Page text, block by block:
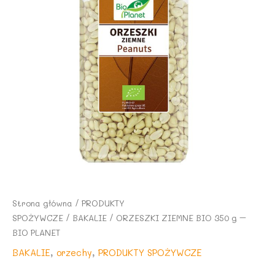
Strona główna / PRODUKTY
SPOŻYWCZE / BAKALIE / ORZESZKI ZIEMNE BIO 350 g –
BIO PLANET
BAKALIE, orzechy, PRODUKTY SPOŻYWCZE